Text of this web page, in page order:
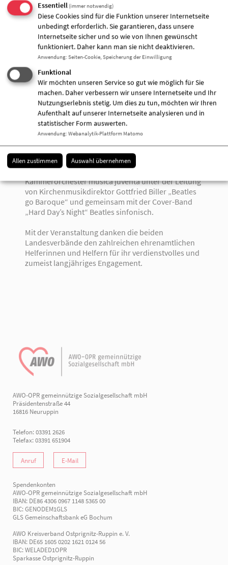
Staatssekretär Wolfgang Schroeder weist auf die
Besonderheit des AWO-Neujahrskonzertes hin:
„Viele Frauen und Männer jeden Alters engagieren
sich im Ehrenamt für die Aufgaben der AWO. Und
das heißt vor allem, selbstlos anderen zu helfen.
Solidarität, Gerechtigkeit, Toleranz – das alles ist
das verbindende Band, das die AWO trägt. In guter,
inzwischen 100-jähriger sozialdemokratischer
Tradition hat sie sich der Hilfe zur Selbsthilfe
verschrieben und agiert als solidarische,
kameradschaftliche Gemeinschaft, die sich ihrer
sozialen Verantwortung immer bewusst ist und
diese auch aktiv ausübt. Das Konzert – längst eine
feste Größe im Terminkalender Berlin-Brandenburg
Unter dem Motto „Beatles forever“ spielt das
Kammerorchester musica juventa unter der Leitung
von Kirchenmusikdirektor Gottfried Biller „Beatles
go Baroque“ und gemeinsam mit der Cover-Band
„Hard Day’s Night“ Beatles sinfonisch.
Mit der Veranstaltung danken die beiden
Landesverbände den zahlreichen ehrenamtlichen
Helferinnen und Helfern für ihr verdienstvolles und
zumeist langjähriges Engagement.
AWO-OPR gemeinnützige Sozialgesellschaft mbH
Präsidentenstraße 44
16816 Neuruppin
Telefon: 03391 2626
Telefax: 03391 651904
Anruf E-Mail
Spendenkonten
AWO-OPR gemeinnützige Sozialgesellschaft mbH
IBAN: DE86 4306 0967 1148 5365 00
BIC: GENODEM1GLS
GLS Gemeinschaftsbank eG Bochum
AWO Kreisverband Ostprignitz-Ruppin e. V.
IBAN: DE65 1605 0202 1621 0124 56
BIC: WELADED1OPR
Sparkasse Ostprignitz-Ruppin
Essentiell (immer notwendig)
Diese Cookies sind für die Funktion unserer Internetseite
unbedingt erforderlich. Sie garantieren, dass unsere
Internetseite sicher und so wie von Ihnen gewünscht
funktioniert. Daher kann man sie nicht deaktivieren.
Anwendung: Seiten-Cookie, Speicherung der Einwilligung
Funktional
Wir möchten unseren Service so gut wie möglich für Sie
machen. Daher verbessern wir unsere Internetseite und Ihr
Nutzungserlebnis stetig. Um dies zu tun, möchten wir Ihren
Aufenthalt auf unserer Internetseite analysieren und in
statistischer Form auswerten.
Anwendung: Webanalytik-Plattform Matomo
Allen zustimmen Auswahl übernehmen